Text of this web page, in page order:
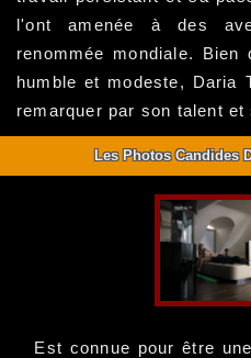
l'ont amenée à des
renommée mondiale.
humble et modeste, Daria
remarquer par son talent et
Les Photos Candides
Est connue pour être